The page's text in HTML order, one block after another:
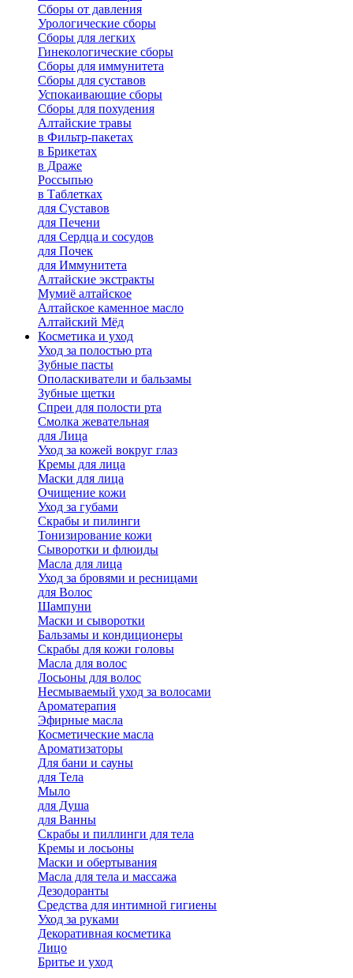
Сборы от давления
Урологические сборы
Сборы для легких
Гинекологические сборы
Сборы для иммунитета
Сборы для суставов
Успокаивающие сборы
Сборы для похудения
Алтайские травы
в Фильтр-пакетах
в Брикетах
в Драже
Россыпью
в Таблетках
для Cуставов
для Печени
для Сердца и сосудов
для Почек
для Иммунитета
Алтайские экстракты
Мумиё алтайское
Алтайское каменное масло
Алтайский Мёд
Косметика и уход
Уход за полостью рта
Зубные пасты
Ополаскиватели и бальзамы
Зубные щетки
Спреи для полости рта
Смолка жевательная
для Лица
Уход за кожей вокруг глаз
Кремы для лица
Маски для лица
Очищение кожи
Уход за губами
Скрабы и пилинги
Тонизирование кожи
Сыворотки и флюиды
Масла для лица
Уход за бровями и ресницами
для Волос
Шампуни
Маски и сыворотки
Бальзамы и кондиционеры
Скрабы для кожи головы
Масла для волос
Лосьоны для волос
Несмываемый уход за волосами
Ароматерапия
Эфирные масла
Косметические масла
Ароматизаторы
Для бани и сауны
для Тела
Мыло
для Душа
для Ванны
Скрабы и пиллинги для тела
Кремы и лосьоны
Маски и обертывания
Масла для тела и массажа
Дезодоранты
Средства для интимной гигиены
Уход за руками
Декоративная косметика
Лицо
Бритье и уход